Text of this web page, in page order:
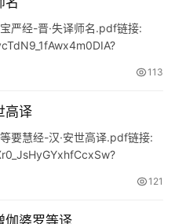
严经-晋·失译师名.pdf链接:
113
高译
要慧经-汉·安世高译.pdf链接:
121